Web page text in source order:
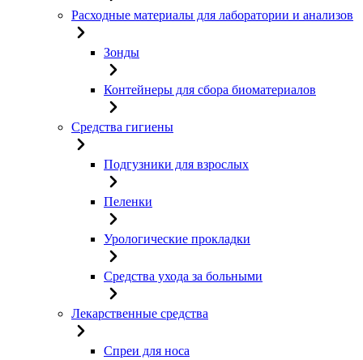
Расходные материалы для лаборатории и анализов
Зонды
Контейнеры для сбора биоматериалов
Средства гигиены
Подгузники для взрослых
Пеленки
Урологические прокладки
Средства ухода за больными
Лекарственные средства
Спреи для носа